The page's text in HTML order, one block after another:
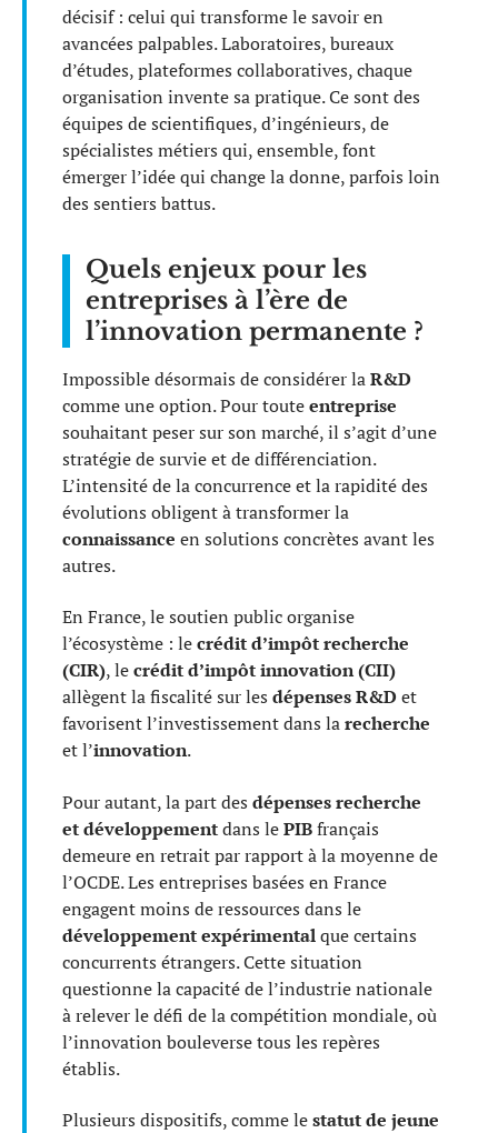
décisif : celui qui transforme le savoir en
avancées palpables. Laboratoires, bureaux
d’études, plateformes collaboratives, chaque
organisation invente sa pratique. Ce sont des
équipes de scientifiques, d’ingénieurs, de
spécialistes métiers qui, ensemble, font
émerger l’idée qui change la donne, parfois loin
des sentiers battus.
Quels enjeux pour les
entreprises à l’ère de
l’innovation permanente ?
Impossible désormais de considérer laR&D
comme une option. Pour touteentreprise
souhaitant peser sur son marché, il s’agit d’une
stratégie de survie et de différenciation.
L’intensité de la concurrence et la rapidité des
évolutions obligent à transformer la
connaissance en solutions concrètes avant les
autres.
En France, le soutien public organise
l’écosystème : lecrédit d’impôt recherche
(CIR), lecrédit d’impôt innovation (CII)
allègent la fiscalité sur les dépenses R&Det
favorisent l’investissement dans larecherche
et l’innovation.
Pour autant, la part des dépenses recherche
et développementdans lePIBfrançais
demeure en retrait par rapport à la moyenne de
l’OCDE. Les entreprises basées en France
engagent moins de ressources dans le
développement expérimentalque certains
concurrents étrangers. Cette situation
questionne la capacité de l’industrie nationale
à relever le défi de la compétition mondiale, où
l’innovation bouleverse tous les repères
établis.
Plusieurs dispositifs, comme lestatut de jeune